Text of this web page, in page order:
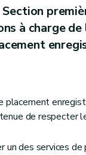
Section
à charge de
placement
de respecter
un des services